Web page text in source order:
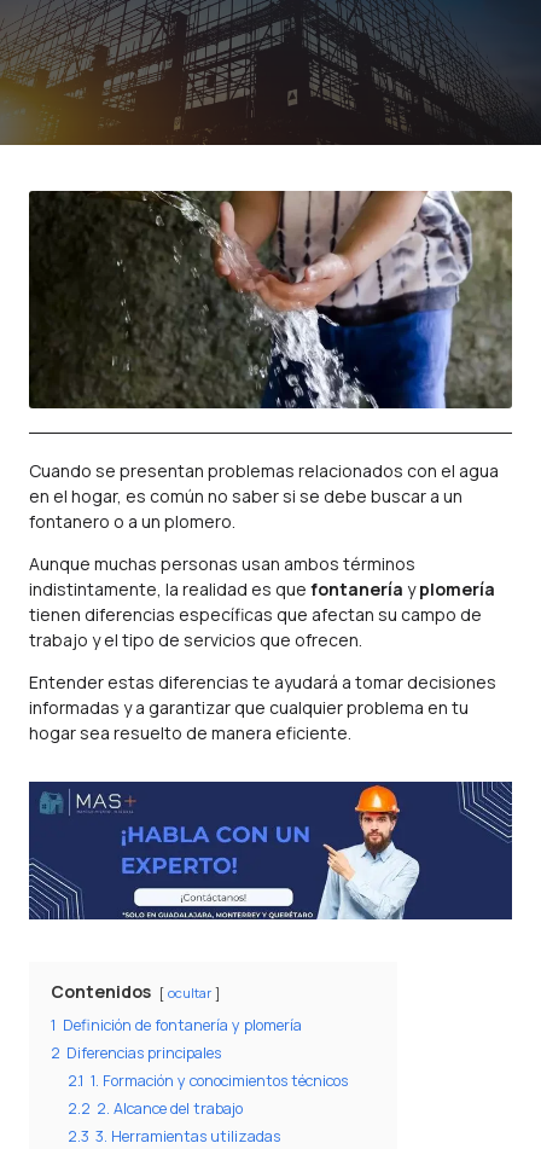
Cuando se presentan problemas relacionados con el agua
en el hogar, es común no saber si se debe buscar a un
fontanero o a un plomero.
Aunque muchas personas usan ambos términos
indistintamente, la realidad es que fontanería yplomería
tienen diferencias específicas que afectan su campo de
trabajo y el tipo de servicios que ofrecen.
Entender estas diferencias te ayudará a tomar decisiones
informadas y a garantizar que cualquier problema en tu
hogar sea resuelto de manera eficiente.
Contenidos ocultar
1 Definición de fontanería y plomería
2 Diferencias principales
2.1 1. Formación y conocimientos técnicos
2.2 2. Alcance del trabajo
2.3 3. Herramientas utilizadas